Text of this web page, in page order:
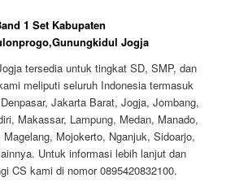
1 Set Kabupaten
Jogja
tersedia untuk tingkat SD, SMP, dan
meliputi seluruh Indonesia termasuk
Jakarta Barat, Jogja, Jombang,
Makassar, Lampung, Medan, Manado,
Mojokerto, Nganjuk, Sidoarjo,
Untuk informasi lebih lanjut dan
CS kami di nomor 0895420832100.